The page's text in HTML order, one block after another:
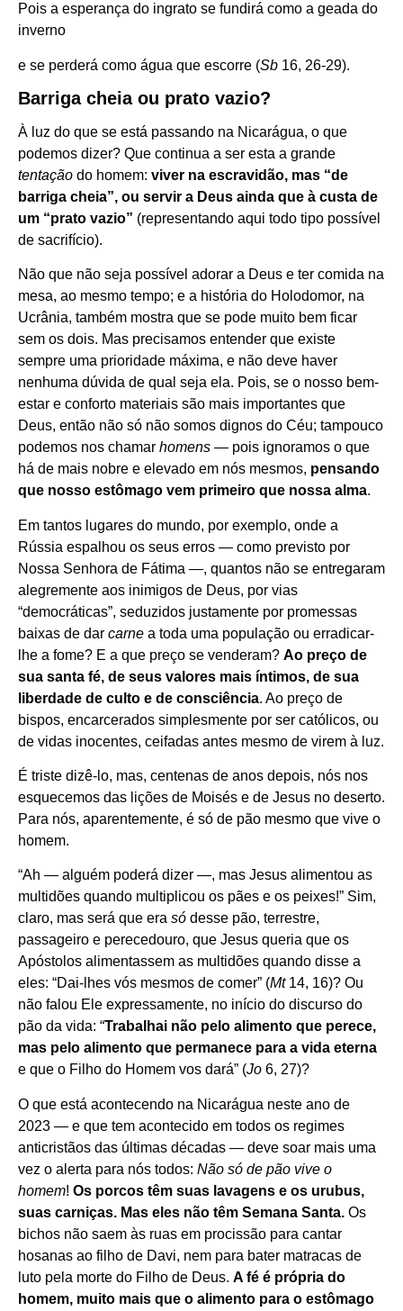
Pois a esperança do ingrato se fundirá como a geada do
inverno
e se perderá como água que escorre (Sb 16, 26-29).
Barriga cheia ou prato vazio?
À luz do que se está passando na Nicarágua, o que
podemos dizer? Que continua a ser esta a grande
tentação do homem: viver na escravidão, mas “de
barriga cheia”, ou servir a Deus ainda que à custa de
um “prato vazio” (representando aqui todo tipo possível
de sacrifício).
Não que não seja possível adorar a Deus e ter comida na
mesa, ao mesmo tempo; e a história do Holodomor, na
Ucrânia, também mostra que se pode muito bem ficar
sem os dois. Mas precisamos entender que existe
sempre uma prioridade máxima, e não deve haver
nenhuma dúvida de qual seja ela. Pois, se o nosso bem-
estar e conforto materiais são mais importantes que
Deus, então não só não somos dignos do Céu; tampouco
podemos nos chamar homens — pois ignoramos o que
há de mais nobre e elevado em nós mesmos, pensando
que nosso estômago vem primeiro que nossa alma.
Em tantos lugares do mundo, por exemplo, onde a
Rússia espalhou os seus erros — como previsto por
Nossa Senhora de Fátima —, quantos não se entregaram
alegremente aos inimigos de Deus, por vias
“democráticas”, seduzidos justamente por promessas
baixas de dar carne a toda uma população ou erradicar-
lhe a fome? E a que preço se venderam? Ao preço de
sua santa fé, de seus valores mais íntimos, de sua
liberdade de culto e de consciência. Ao preço de
bispos, encarcerados simplesmente por ser católicos, ou
de vidas inocentes, ceifadas antes mesmo de virem à luz.
É triste dizê-lo, mas, centenas de anos depois, nós nos
esquecemos das lições de Moisés e de Jesus no deserto.
Para nós, aparentemente, é só de pão mesmo que vive o
homem.
“Ah — alguém poderá dizer —, mas Jesus alimentou as
multidões quando multiplicou os pães e os peixes!” Sim,
claro, mas será que era só desse pão, terrestre,
passageiro e perecedouro, que Jesus queria que os
Apóstolos alimentassem as multidões quando disse a
eles: “Dai-lhes vós mesmos de comer” (Mt14, 16)? Ou
não falou Ele expressamente, no início do discurso do
pão da vida: “Trabalhai não pelo alimento que perece,
mas pelo alimento que permanece para a vida eterna
e que o Filho do Homem vos dará” (Jo 6, 27)?
O que está acontecendo na Nicarágua neste ano de
2023 — e que tem acontecido em todos os regimes
anticristãos das últimas décadas — deve soar mais uma
vez o alerta para nós todos: Não só de pão vive o
homem! Os porcos têm suas lavagens e os urubus,
suas carniças. Mas eles não têm Semana Santa. Os
bichos não saem às ruas em procissão para cantar
hosanas ao filho de Davi, nem para bater matracas de
luto pela morte do Filho de Deus. A fé é própria do
homem, muito mais que o alimento para o estômago